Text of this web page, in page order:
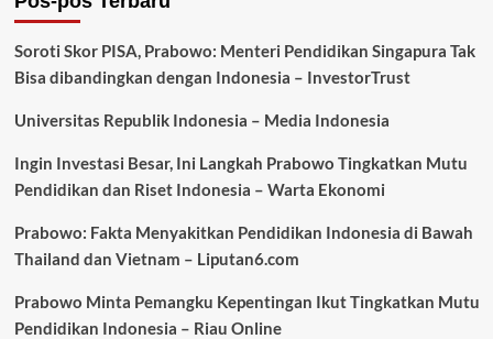
Soroti Skor PISA, Prabowo: Menteri Pendidikan Singapura Tak
Bisa dibandingkan dengan Indonesia – InvestorTrust
Universitas Republik Indonesia – Media Indonesia
Ingin Investasi Besar, Ini Langkah Prabowo Tingkatkan Mutu
Pendidikan dan Riset Indonesia – Warta Ekonomi
Prabowo: Fakta Menyakitkan Pendidikan Indonesia di Bawah
Thailand dan Vietnam – Liputan6.com
Prabowo Minta Pemangku Kepentingan Ikut Tingkatkan Mutu
Pendidikan Indonesia – Riau Online